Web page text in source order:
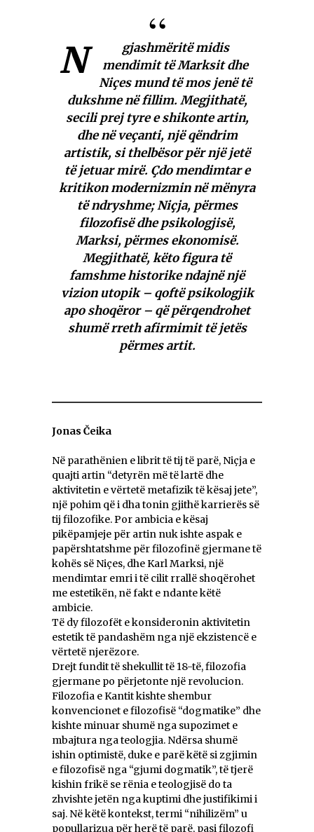
N
gjashmëritë midis
mendimit të Marksit dhe
Niçes mund të mos jenë të
dukshme në fillim. Megjithatë,
secili prej tyre e shikonte artin,
dhe në veçanti, një qëndrim
artistik, si thelbësor për një jetë
të jetuar mirë. Çdo mendimtar e
kritikon modernizmin në mënyra
të ndryshme; Niçja, përmes
filozofisë dhe psikologjisë,
Marksi, përmes ekonomisë.
Megjithatë, këto figura të
famshme historike ndajnë një
vizion utopik – qoftë psikologjik
apo shoqëror – që përqendrohet
shumë rreth afirmimit të jetës
përmes artit.
Jonas Čeika
Në parathënien e librit të tij të parë, Niçja e
quajti artin “detyrën më të lartë dhe
aktivitetin e vërtetë metafizik të kësaj jete”,
një pohim që i dha tonin gjithë karrierës së
tij filozofike. Por ambicia e kësaj
pikëpamjeje për artin nuk ishte aspak e
papërshtatshme për filozofinë gjermane të
kohës së Niçes, dhe Karl Marksi, një
mendimtar emri i të cilit rrallë shoqërohet
me estetikën, në fakt e ndante këtë
ambicie.
Të dy filozofët e konsideronin aktivitetin
estetik të pandashëm nga një ekzistencë e
vërtetë njerëzore.
Drejt fundit të shekullit të 18-të, filozofia
gjermane po përjetonte një revolucion.
Filozofia e Kantit kishte shembur
konvencionet e filozofisë “dogmatike” dhe
kishte minuar shumë nga supozimet e
mbajtura nga teologjia. Ndërsa shumë
ishin optimistë, duke e parë këtë si zgjimin
e filozofisë nga “gjumi dogmatik”, të tjerë
kishin frikë se rënia e teologjisë do ta
zhvishte jetën nga kuptimi dhe justifikimi i
saj. Në këtë kontekst, termi “nihilizëm” u
popullarizua për herë të parë, pasi filozofi